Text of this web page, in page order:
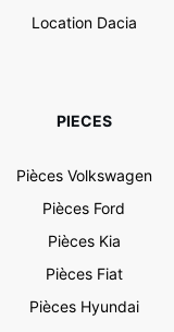
Location Dacia
PIECES
Pièces Volkswagen
Pièces Ford
Pièces Kia
Pièces Fiat
Pièces Hyundai